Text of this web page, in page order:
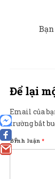
0
Để lại
Email của
trường bắt
Bình luận *